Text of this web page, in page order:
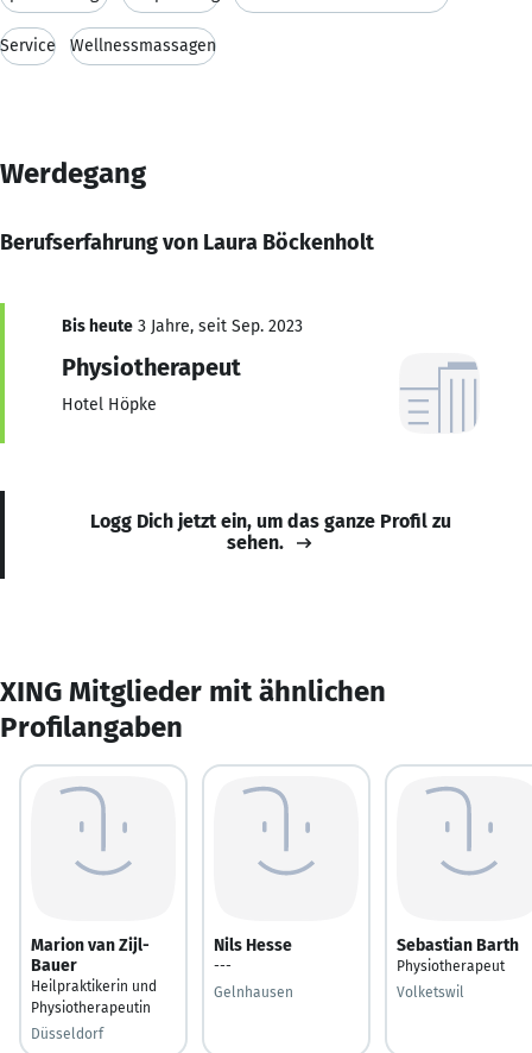
Service Wellnessmassagen
Werdegang
Berufserfahrung von Laura Böckenholt
Bis heute 3 Jahre, seit Sep. 2023
Physiotherapeut
Hotel Höpke
Logg Dich jetzt ein, um das ganze Profil zu
sehen.
XING Mitglieder mit ähnlichen
Profilangaben
Marion van Zijl-
Bauer
Heilpraktikerin und
Physiotherapeutin
Düsseldorf
Nils Hesse
---
Gelnhausen
Sebastian Barth
Physiotherapeut
Volketswil